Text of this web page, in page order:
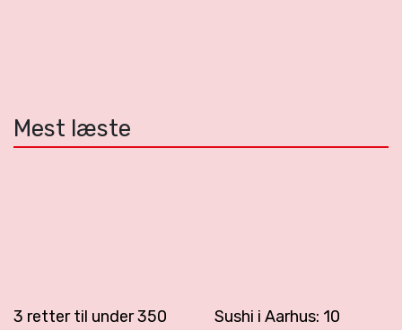
Mest læste
3 retter til under 350
Sushi i Aarhus: 10